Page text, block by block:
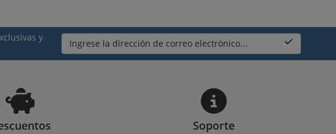
y
Ingrese la dirección de correo electrónico...
Soporte